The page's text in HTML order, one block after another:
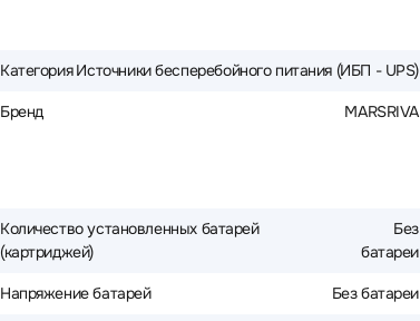
Категория Источники бесперебойного питания (ИБП - UPS)
Бренд MARSRIVA
Количество установленных батарей
(картриджей)
Без
батареи
Напряжение батарей Без батареи